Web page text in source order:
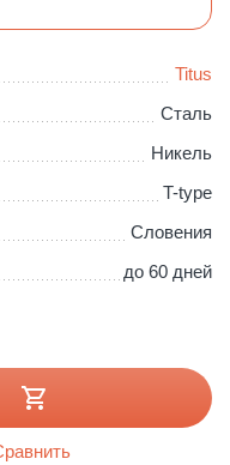
Titus
Сталь
Никель
T-type
Словения
до 60 дней